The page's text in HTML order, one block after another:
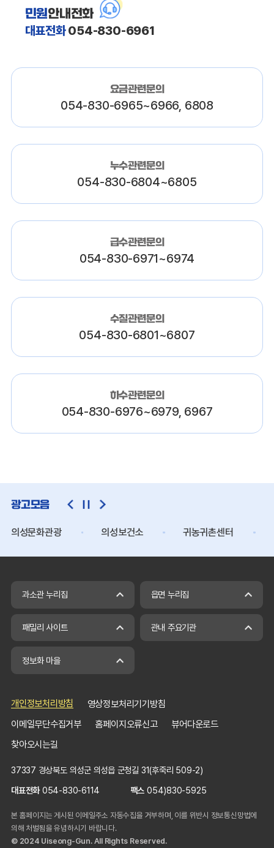
민원안내전화
대표전화054-830-6961
요금관련문의
054-830-6965~6966, 6808
누수관련문의
054-830-6804~6805
급수관련문의
054-830-6971~6974
수질관련문의
054-830-6801~6807
하수관련문의
054-830-6976~6979, 6967
광고모음
의성문화관광 의성보건소 귀농귀촌센터
과소관 누리집 읍면 누리집
패밀리 사이트 관내 주요기관
정보화 마을
개인정보처리방침
영상정보처리기기방침
이메일무단수집거부
홈페이지오류신고
뷰어다운로드
찾아오시는길
37337 경상북도 의성군 의성읍 군청길 31(후죽리 509-2)
대표전화054-830-6114 팩스 054)830-5925
본 홈페이지는 게시된 이메일주소 자동수집을 거부하며, 이를 위반시 정보통신망법에
의해 처벌됨을 유념하시기 바랍니다.
© 2024 Uiseong-Gun. All Rights Reserved.